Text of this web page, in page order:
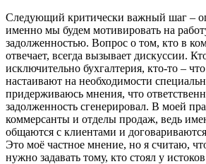
Следующий критически важный шаг –
именно мы будем мотивировать на
задолженностью. Вопрос о том, кто в
отвечает, всегда вызывает дискуссии.
исключительно бухгалтерия, кто-то –
настаивают на необходимости
придерживаюсь мнения, что
задолженность сгенерировал. В моей
коммерсанты и отделы продаж, ведь
общаются с клиентами и
Это моё частное мнение, но я считаю,
нужно задавать тому, кто стоял у